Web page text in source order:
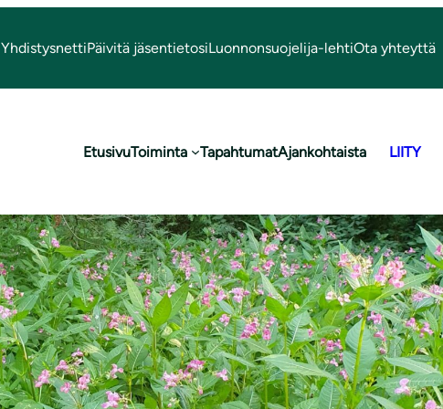
YhdistysnettiPäivitä jäsentietosiLuonnonsuojelija-lehtiOta yhteyttä
EtusivuToiminta TapahtumatAjankohtaista LIITY